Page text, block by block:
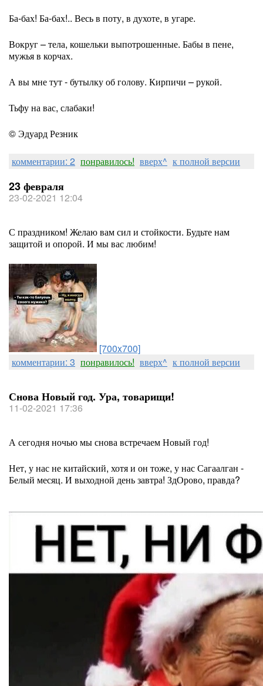
Ба-бах! Ба-бах!.. Весь в поту, в духоте, в угаре.
Вокруг – тела, кошельки выпотрошенные. Бабы в пене,
мужья в корчах.
А вы мне тут - бутылку об голову. Кирпичи – рукой.
Тьфу на вас, слабаки!
© Эдуард Резник
комментарии: 2 понравилось! вверх^ к полной версии
23 февраля
23-02-2021 12:04
С праздником! Желаю вам сил и стойкости. Будьте нам
защитой и опорой. И мы вас любим!
[700x700]
комментарии: 3 понравилось! вверх^ к полной версии
Снова Новый год. Ура, товарищи!
11-02-2021 17:36
А сегодня ночью мы снова встречаем Новый год!
Нет, у нас не китайский, хотя и он тоже, у нас Сагаалган -
Белый месяц. И выходной день завтра! ЗдОрово, правда?